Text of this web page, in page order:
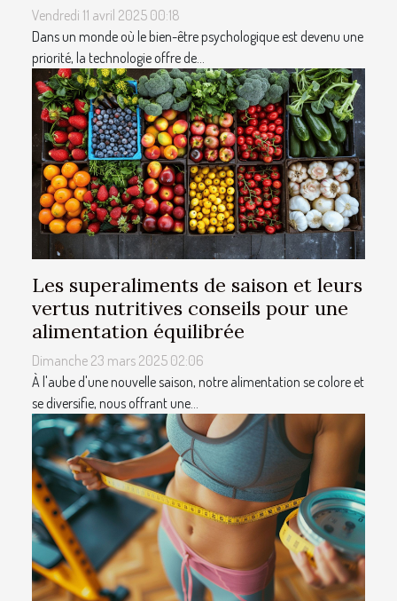
Vendredi 11 avril 2025 00:18
Dans un monde où le bien-être psychologique est devenu une
priorité, la technologie offre de...
Les superaliments de saison et leurs
vertus nutritives conseils pour une
alimentation équilibrée
Dimanche 23 mars 2025 02:06
À l'aube d'une nouvelle saison, notre alimentation se colore et
se diversifie, nous offrant une...